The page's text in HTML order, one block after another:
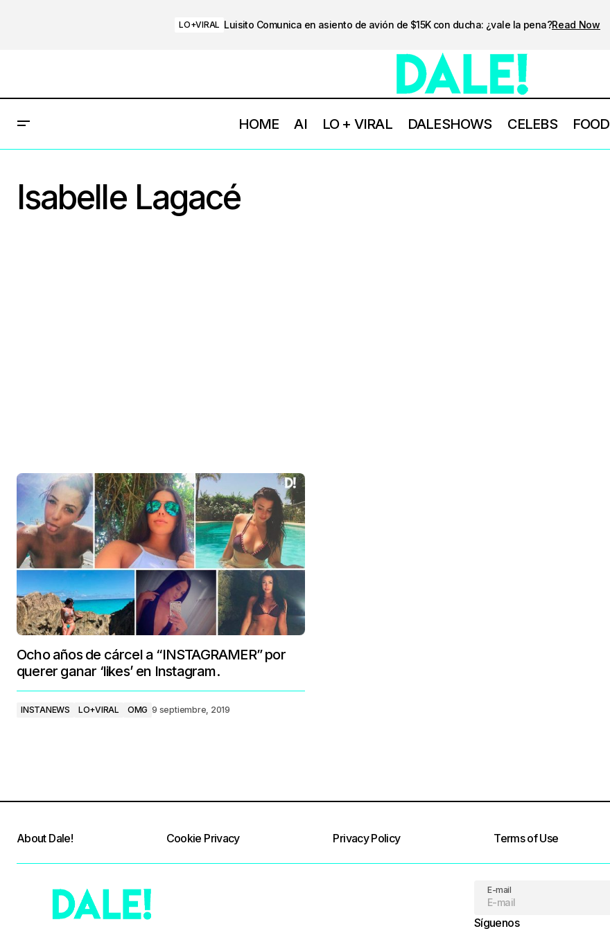
LO+VIRAL Luisito Comunica en asiento de avión de $15K con ducha: ¿vale la pena?Read Now
HOME AI LO + VIRAL DALESHOWS CELEBS FOOD
Isabelle Lagacé
Ocho años de cárcel a “INSTAGRAMER” por
querer ganar ‘likes’ en Instagram.
INSTANEWS LO+VIRAL OMG 9 septiembre, 2019
About Dale! Cookie Privacy Privacy Policy Terms of Use
E-mail
Síguenos